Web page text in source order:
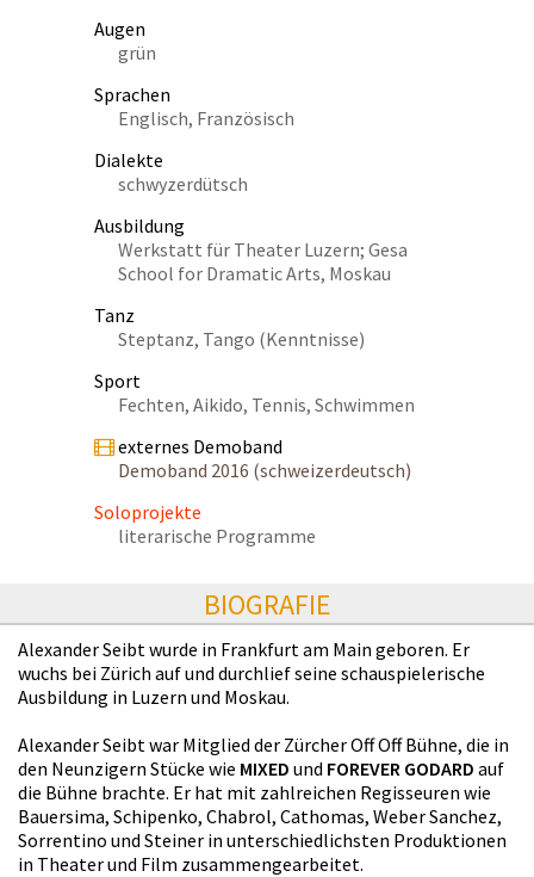
Augen
grün
Sprachen
Englisch, Französisch
Dialekte
schwyzerdütsch
Ausbildung
Werkstatt für Theater Luzern; Gesa
School for Dramatic Arts, Moskau
Tanz
Steptanz, Tango (Kenntnisse)
Sport
Fechten, Aikido, Tennis, Schwimmen
externes Demoband
Demoband 2016 (schweizerdeutsch)
Soloprojekte
literarische Programme
BIOGRAFIE
Alexander Seibt wurde in Frankfurt am Main geboren. Er
wuchs bei Zürich auf und durchlief seine schauspielerische
Ausbildung in Luzern und Moskau.
Alexander Seibt war Mitglied der Zürcher Off Off Bühne, die in
den Neunzigern Stücke wie MIXED und FOREVER GODARD auf
die Bühne brachte. Er hat mit zahlreichen Regisseuren wie
Bauersima, Schipenko, Chabrol, Cathomas, Weber Sanchez,
Sorrentino und Steiner in unterschiedlichsten Produktionen
in Theater und Film zusammengearbeitet.